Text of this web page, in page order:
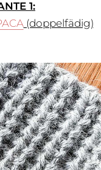
1:
CA(doppelfädig)